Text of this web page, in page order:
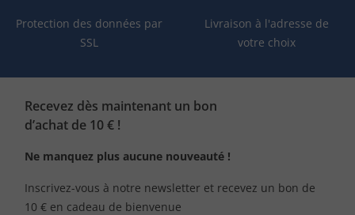
Protection des données par
SSL
Livraison à l'adresse de
votre choix
Recevez dès maintenant un bon
d’achat de 10 € !
Ne manquez plus aucune nouveauté !
Inscrivez-vous à notre newsletter et recevez un bon de
10 € en cadeau de bienvenue